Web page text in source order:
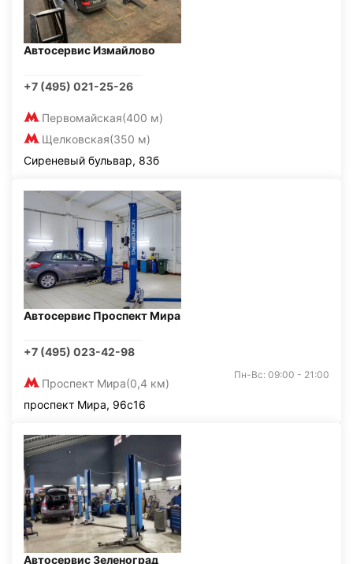
Автосервис Измайлово
+7 (495) 021-25-26
Первомайская(400 м)
Щелковская(350 м)
Сиреневый бульвар, 83б
Автосервис Проспект Мира
+7 (495) 023-42-98
Проспект Мира(0,4 км)
Пн-Вс: 09:00 - 21:00
проспект Мира, 96с16
Автосервис Зеленоград